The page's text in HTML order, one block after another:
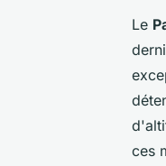
Le
ces